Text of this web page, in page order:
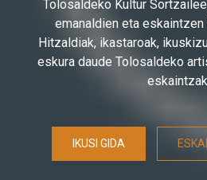
Tolosaldeko Kultur
emanaldien eta
Hitzaldiak, ikastaroak,
eskura daude Tolosaldeko
IKUSI GIDA